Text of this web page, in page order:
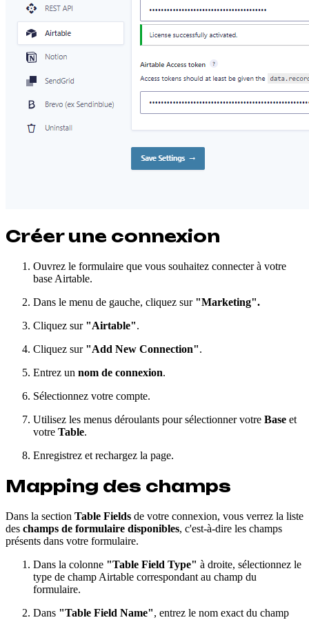
Créer une connexion
Ouvrez le formulaire que vous souhaitez connecter à votre
base Airtable.
Dans le menu de gauche, cliquez sur "Marketing".
Cliquez sur "Airtable".
Cliquez sur "Add New Connection".
Entrez un nom de connexion.
Sélectionnez votre compte.
Utilisez les menus déroulants pour sélectionner votre Base et
votre Table.
Enregistrez et rechargez la page.
Mapping des champs
Dans la section Table Fields de votre connexion, vous verrez la liste
des champs de formulaire disponibles, c'est-à-dire les champs
présents dans votre formulaire.
Dans la colonne "Table Field Type" à droite, sélectionnez le
type de champ Airtable correspondant au champ du
formulaire.
Dans "Table Field Name", entrez le nom exact du champ